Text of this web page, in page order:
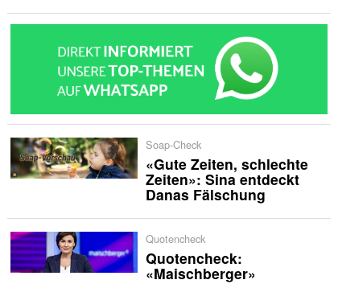
Soap-Check
«Gute Zeiten, schlechte
Zeiten»: Sina entdeckt
Danas Fälschung
Quotencheck
Quotencheck:
«Maischberger»